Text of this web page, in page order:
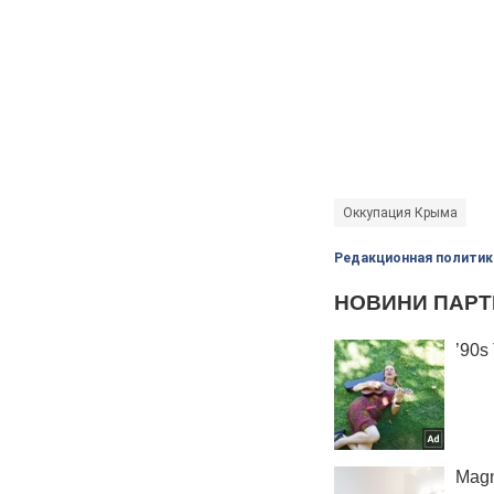
Оккупация Крыма
Редакционная